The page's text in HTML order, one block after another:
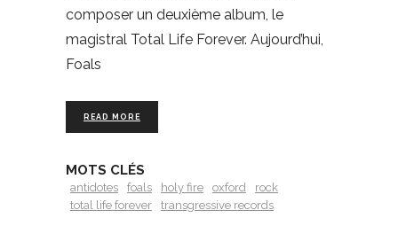
composer un deuxième album, le
magistral Total Life Forever. Aujourd’hui,
Foals
READ MORE
MOTS CLÉS
antidotes foals holy fire oxford
rock
total life forever
transgressive records